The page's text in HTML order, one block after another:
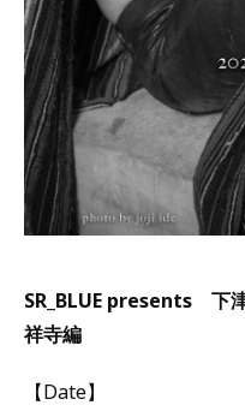
SR_BLUE presents 下
祥寺編
【Date】